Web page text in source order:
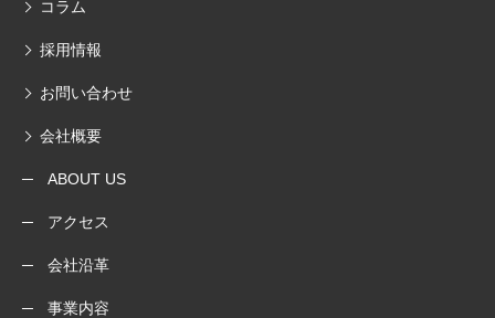
コラム
採用情報
お問い合わせ
会社概要
ABOUT US
アクセス
会社沿革
事業内容